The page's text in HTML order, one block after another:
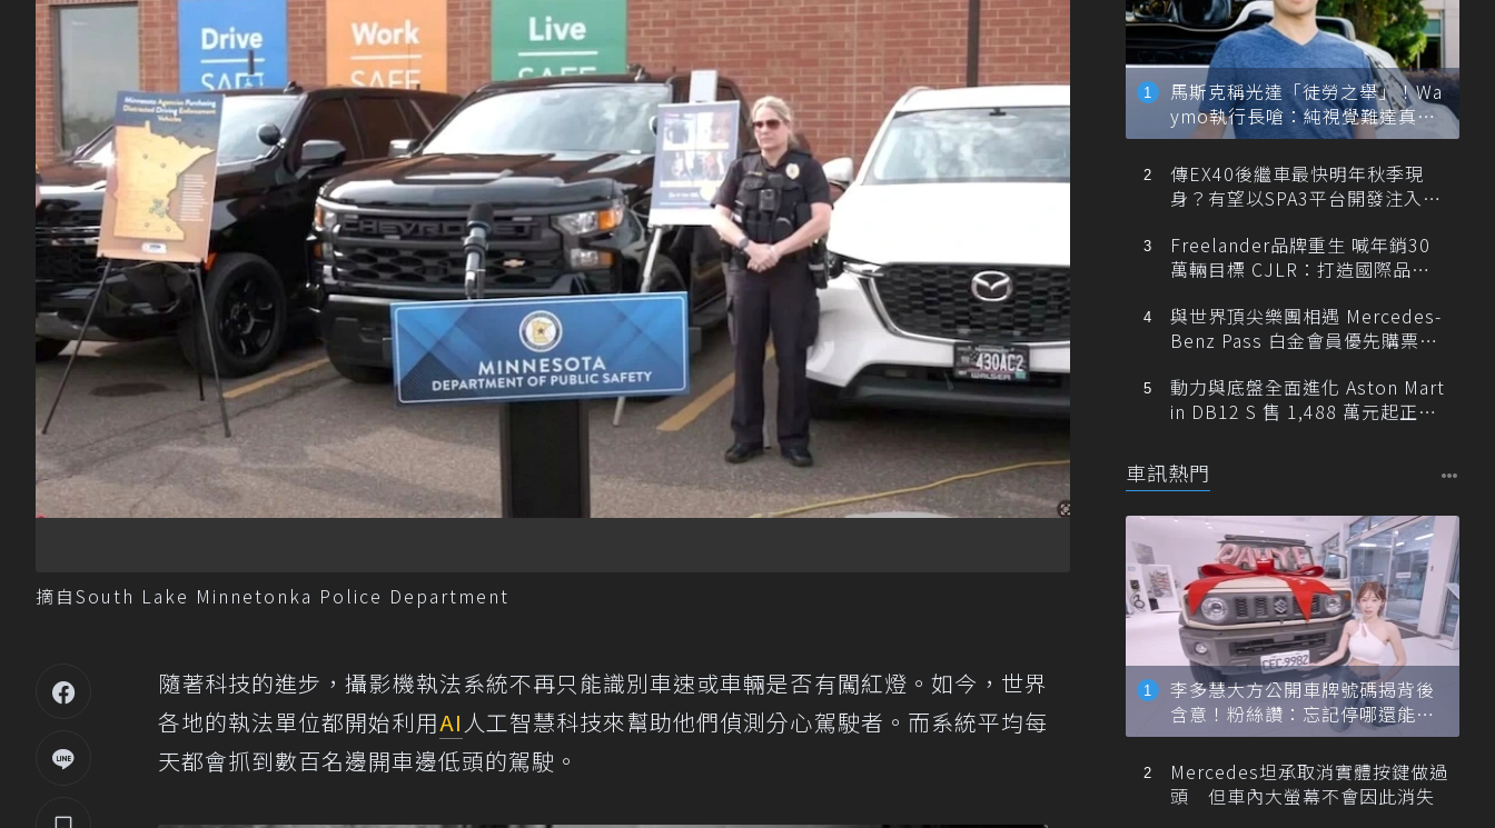
摘自South Lake Minnetonka Police Department
隨著科技的進步，攝影機執法系統不再只能識別車速或車輛是否有闖紅燈。如今，世界
各地的執法單位都開始利用AI 人工智慧科技來幫助他們偵測分心駕駛者。而系統平均每
天都會抓到數百名邊開車邊低頭的駕駛。
馬斯克稱光達「徒勞之舉」！Wa
ymo執行長嗆：純視覺難達真正
自動駕駛
傳EX40後繼車最快明年秋季現
身？有望以SPA3平台開發注入80
Freelander品牌重生 喊年銷30
萬輛目標 CJLR：打造國際品牌
與世界頂尖樂團相遇 Mercedes-
Benz Pass 白金會員優先購票維
動力與底盤全面進化 Aston Mart
in DB12 S 售 1,488 萬元起正式
車訊熱門
李多慧大方公開車牌號碼揭背後
含意！粉絲讚：忘記停哪還能幫
忙找車
Mercedes坦承取消實體按鍵做過
頭 但車內大螢幕不會因此消失